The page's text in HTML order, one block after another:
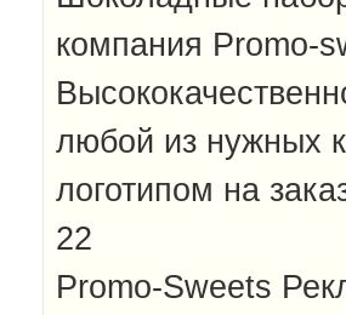
компания Promo-
любой из нужных
логотипом на
22
Promo-Sweets